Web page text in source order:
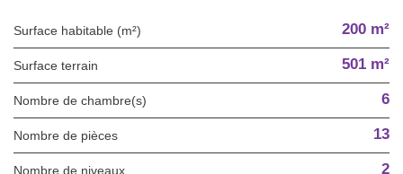
Surface habitable (m²) 200 m²
surface terrain 501 m²
Nombre de chambre(s) 6
Nombre de pièces 13
Nombre de niveaux 2